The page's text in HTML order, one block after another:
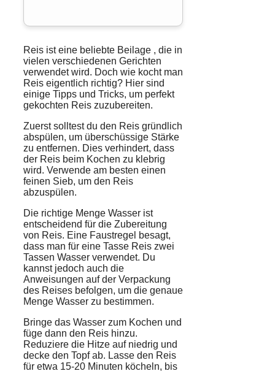
Reis ist eine beliebte Beilage , die in
vielen verschiedenen Gerichten
verwendet wird. Doch wie kocht man
Reis eigentlich richtig? Hier sind
einige Tipps und Tricks, um perfekt
gekochten Reis zuzubereiten.
Zuerst solltest du den Reis gründlich
abspülen, um überschüssige Stärke
zu entfernen. Dies verhindert, dass
der Reis beim Kochen zu klebrig
wird. Verwende am besten einen
feinen Sieb, um den Reis
abzuspülen.
Die richtige Menge Wasser ist
entscheidend für die Zubereitung
von Reis. Eine Faustregel besagt,
dass man für eine Tasse Reis zwei
Tassen Wasser verwendet. Du
kannst jedoch auch die
Anweisungen auf der Verpackung
des Reises befolgen, um die genaue
Menge Wasser zu bestimmen.
Bringe das Wasser zum Kochen und
füge dann den Reis hinzu.
Reduziere die Hitze auf niedrig und
decke den Topfab. Lasse den Reis
für etwa 15-20 Minuten köcheln, bis